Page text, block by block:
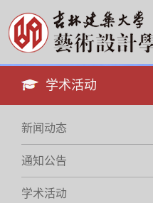
学术活动
新闻动态
通知公告
学术活动